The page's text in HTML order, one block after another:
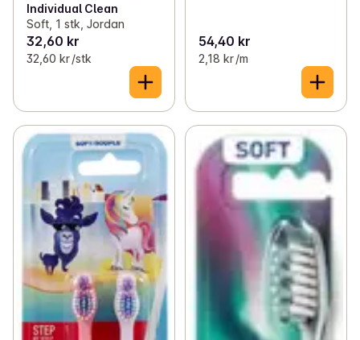
Individual Clean
Soft, 1 stk, Jordan
32,60 kr
32,60 kr /stk
54,40 kr
2,18 kr /m